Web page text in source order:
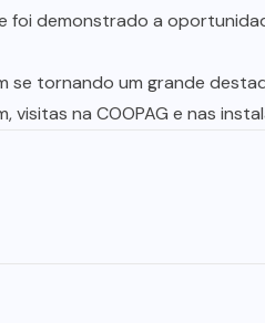
foi demonstrado a
se tornando um grande
visitas na COOPAG e nas